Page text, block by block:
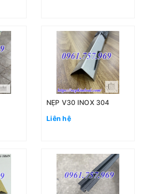
NẸP V30 INOX 304
Liên hệ